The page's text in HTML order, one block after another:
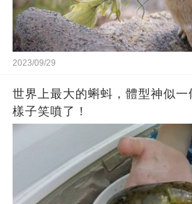
2023/09/29
世界上最大的蝌蚪，體型神似
樣子笑噴了！